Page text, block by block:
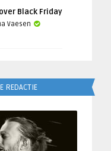
Black Friday
Vaesen
REDACTIE